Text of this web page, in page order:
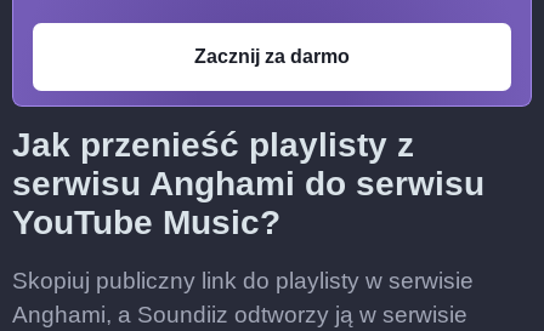
Zacznij za darmo
Jak przenieść playlisty z
serwisu Anghami do serwisu
YouTube Music?
Skopiuj publiczny link do playlisty w serwisie
Anghami, a Soundiiz odtworzy ją w serwisie